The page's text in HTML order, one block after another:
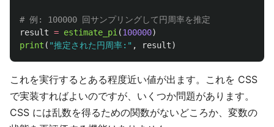
result = estimate_pi (100000)
print ( "推定された円周率: " , result)
これを実行するとある程度近い値が出ます。これを CSS
で実装すればよいのですが、いくつか問題があります。
CSS には乱数を得るための関数がないどころか、変数の